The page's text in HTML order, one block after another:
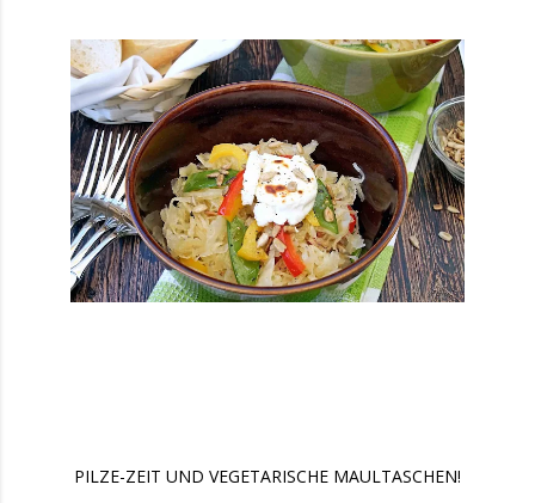
PILZE-ZEIT UND VEGETARISCHE MAULTASCHEN!